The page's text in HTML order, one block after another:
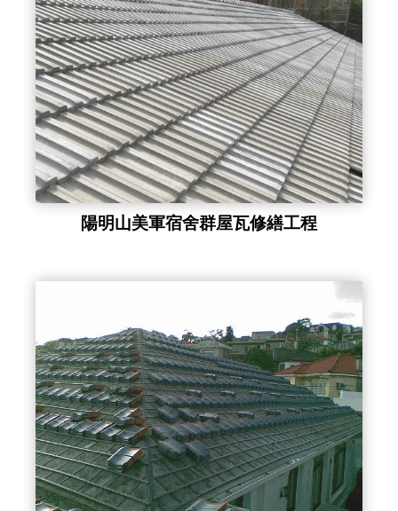
陽明山美軍宿舍群屋瓦修繕工程